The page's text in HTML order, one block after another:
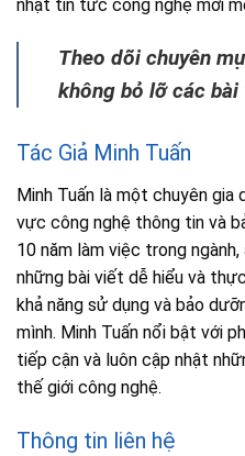
nhật tin tức công nghệ mới
Theo dõi chuyên
không bỏ lỡ các
Tác Giả Minh Tuấn
Minh Tuấn là một chuyên gia
vực công nghệ thông tin và
10 năm làm việc trong
những bài viết dễ hiểu và
khả năng sử dụng và bảo
mình. Minh Tuấn nổi bật với
tiếp cận và luôn cập nhật
thế giới công nghệ.
Thông tin liên hệ